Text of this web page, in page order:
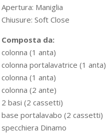
Apertura: Maniglia
Chiusure: Soft Close
Composta da:
colonna (1 anta)
colonna portalavatrice (1 anta)
colonna (1 anta)
colonna (2 ante)
2 basi (2 cassetti)
base portalavabo (2 cassetti)
specchiera Dinamo